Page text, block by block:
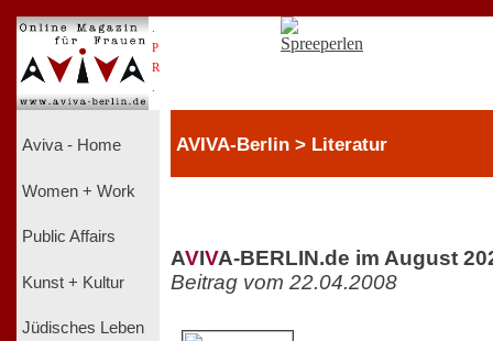
P
R
Aviva - Home
Women + Work
Public Affairs
Kunst + Kultur
Jüdisches Leben
AVIVA-Berlin > Literatur
AVIVA-BERLIN.de im August
Beitrag vom 22.04.2008